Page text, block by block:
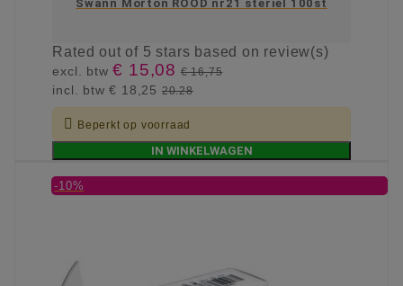
Swann Morton ROOD nr21 steriel 100st
Ratedout of 5 stars based on review(s)
excl. btw€ 15,08 € 16,75
incl. btw€ 18,25 20.28
 Beperkt op voorraad
IN WINKELWAGEN
-10%